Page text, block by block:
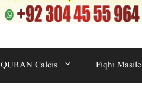
QURAN Calcis Fiqhi Masile